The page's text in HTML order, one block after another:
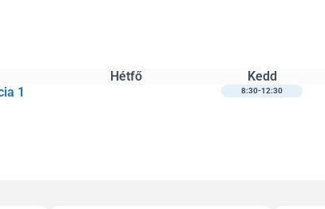
Hétfő Kedd
1
8:30-12:30